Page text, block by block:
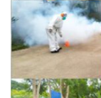
Go Hight ‘O
HOMU Villa
Montha